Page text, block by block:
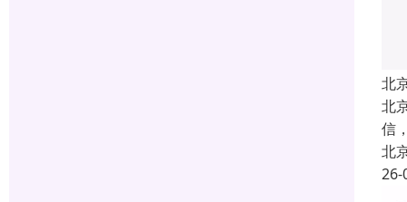
北
北
信
北
26-